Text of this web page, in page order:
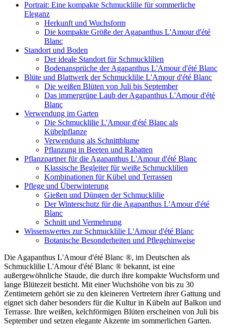
Portrait: Eine kompakte Schmucklilie für sommerliche
Eleganz
Herkunft und Wuchsform
Die kompakte Größe der Agapanthus L'Amour d'été
Blanc
Standort und Boden
Der ideale Standort für Schmucklilien
Bodenansprüche der Agapanthus L'Amour d'été Blanc
Blüte und Blattwerk der Schmucklilie L'Amour d'été Blanc
Die weißen Blüten von Juli bis September
Das immergrüne Laub der Agapanthus L'Amour d'été
Blanc
Verwendung im Garten
Die Schmucklilie L'Amour d'été Blanc als
Kübelpflanze
Verwendung als Schnittblume
Pflanzung in Beeten und Rabatten
Pflanzpartner für die Agapanthus L'Amour d'été Blanc
Klassische Begleiter für weiße Schmucklilien
Kombinationen für Kübel und Terrassen
Pflege und Überwinterung
Gießen und Düngen der Schmucklilie
Der Winterschutz für die Agapanthus L'Amour d'été
Blanc
Schnitt und Vermehrung
Wissenswertes zur Schmucklilie L'Amour d'été Blanc
Botanische Besonderheiten und Pflegehinweise
Die Agapanthus L'Amour d'été Blanc ®, im Deutschen als
Schmucklilie L'Amour d'été Blanc ® bekannt, ist eine
außergewöhnliche Staude, die durch ihre kompakte Wuchsform und
lange Blütezeit besticht. Mit einer Wuchshöhe von bis zu 30
Zentimetern gehört sie zu den kleineren Vertretern ihrer Gattung und
eignet sich daher besonders für die Kultur in Kübeln auf Balkon und
Terrasse. Ihre weißen, kelchförmigen Blüten erscheinen von Juli bis
September und setzen elegante Akzente im sommerlichen Garten.